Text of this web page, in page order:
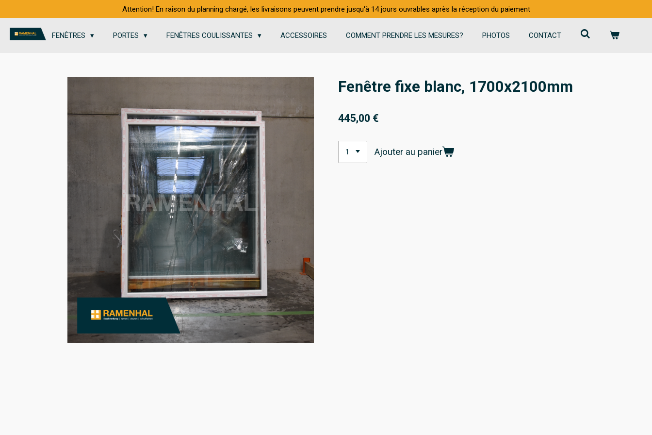
au
contenu
principal
Attention! En raison du planning chargé, les livraisons peuvent prendre jusqu'à 14 jours ouvrables après la réception du paiement
FENÊTRES PORTES FENÊTRES COULISSANTES ACCESSOIRES COMMENT PRENDRE LES MESURES? PHOTOS CONTACT
Fenêtre fixe blanc, 1700x2100mm
445,00 €
Ajouter au panier